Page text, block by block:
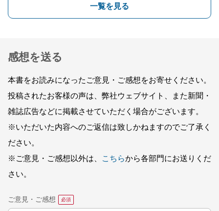
一覧を見る
感想を送る
本書をお読みになったご意見・ご感想をお寄せください。
投稿されたお客様の声は、弊社ウェブサイト、また新聞・
雑誌広告などに掲載させていただく場合がございます。
※いただいた内容へのご返信は致しかねますのでご了承く
ださい。
※ご意見・ご感想以外は、
こちらから各部門にお送りくだ
さい。
ご意見・ご感想